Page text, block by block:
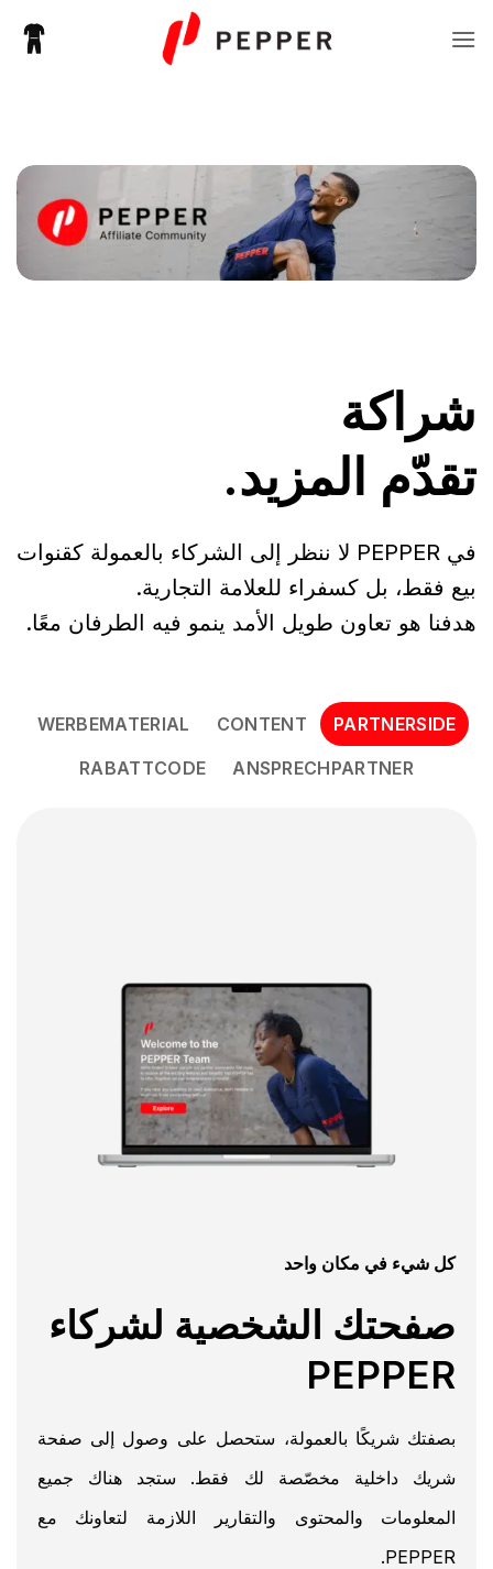
للمحتوى
شراكة
تقدّم المزيد.
في PEPPER لا ننظر إلى الشركاء بالعمولة كقنوات
بيع فقط، بل كسفراء للعلامة التجارية.
هدفنا هو تعاون طويل الأمد ينمو فيه الطرفان معًا.
PARTNERSIDE
CONTENT
WERBEMATERIAL
ANSPRECHPARTNER
RABATTCODE
كل شيء في مكان واحد
صفحتك الشخصية لشركاء
PEPPER
بصفتك شريكًا بالعمولة، ستحصل على وصول إلى صفحة
شريك داخلية مخصّصة لك فقط. ستجد هناك جميع
المعلومات والمحتوى والتقارير اللازمة لتعاونك مع
PEPPER.